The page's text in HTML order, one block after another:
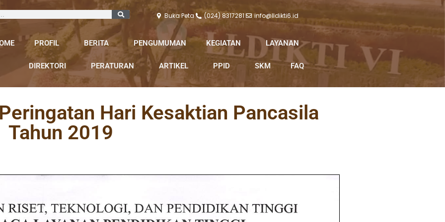
Buka Peta (024) 8317281 info@lldikti6.id
PROFIL BERITA PENGUMUMAN KEGIATAN LAYANAN
DIREKTORI PERATURAN ARTIKEL PPID SKM FAQ
Hari Kesaktian Pancasila
Tahun 2019